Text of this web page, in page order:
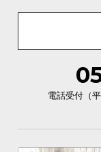
電話受付（